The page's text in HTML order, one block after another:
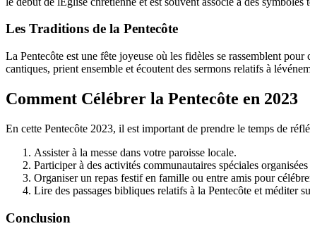
Les Traditions de la Pentecôte
La Pentecôte est une fête joyeuse où les fidèles se rassemblent
cantiques, prient ensemble et écoutent des sermons relatifs à
Comment Célébrer la Pentecôte en 2023
En cette Pentecôte 2023, il est important de prendre le temps de
Assister à la messe dans votre paroisse locale.
Participer à des activités communautaires spéciales
Organiser un repas festif en famille ou entre amis pour
Lire des passages bibliques relatifs à la Pentecôte et méditer
Conclusion